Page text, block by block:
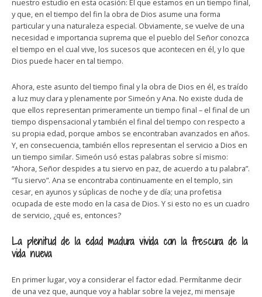
nuestro estudio en esta ocasión: El que estamos en un tiempo final,
y que, en el tiempo del fin la obra de Dios asume una forma
particular y una naturaleza especial. Obviamente, se vuelve de una
necesidad e importancia suprema que el pueblo del Señor conozca
el tiempo en el cual vive, los sucesos que acontecen en él, y lo que
Dios puede hacer en tal tiempo.
Ahora, este asunto del tiempo final y la obra de Dios en él, es traído
a luz muy clara y plenamente por Simeón y Ana. No existe duda de
que ellos representan primeramente un tiempo final – el final de un
tiempo dispensacional y también el final del tiempo con respecto a
su propia edad, porque ambos se encontraban avanzados en años.
Y, en consecuencia, también ellos representan el servicio a Dios en
un tiempo similar. Simeón usó estas palabras sobre sí mismo:
“Ahora, Señor despides a tu siervo en paz, de acuerdo a tu palabra”.
“Tu siervo”. Ana se encontraba continuamente en el templo, sin
cesar, en ayunos y súplicas de noche y de día; una profetisa
ocupada de este modo en la casa de Dios. Y si esto no es un cuadro
de servicio, ¿qué es, entonces?
La plenitud de la edad madura vivida con la frescura de la
vida nueva
En primer lugar, voy a considerar el factor edad. Permítanme decir
de una vez que, aunque voy a hablar sobre la vejez, mi mensaje